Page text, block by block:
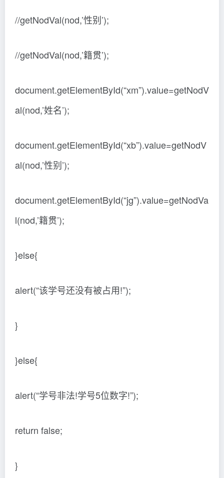
//getNodVal(nod,’性别’);
//getNodVal(nod,’籍贯’);
document.getElementById(“xm”).value=getNodV
al(nod,’姓名’);
document.getElementById(“xb”).value=getNodV
al(nod,’性别’);
document.getElementById(“jg”).value=getNodVa
l(nod,’籍贯’);
}else{
alert(“该学号还没有被占用!”);
}
}else{
alert(“学号非法!学号5位数字!”);
return false;
}